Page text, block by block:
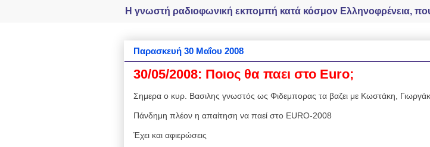
Η γνωστή ραδιοφωνική εκπομπή κατά κόσμον Ελληνοφρένεια, που
Παρασκευή 30 Μαΐου 2008
30/05/2008: Ποιος θα παει στο Euro;
Σημερα ο κυρ. Βασιλης γνωστός ως Φιδεμπορας τα βαζει με Κωστάκη,
Πάνδημη πλέον η απαίτηση να παεί στο EURΟ-2008
Έχει και αφιερώσεις